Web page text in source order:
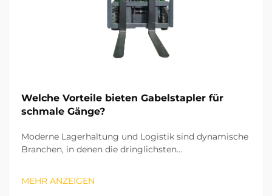
Welche Vorteile bieten Gabelstapler für
schmale Gänge?
Moderne Lagerhaltung und Logistik sind dynamische
Branchen, in denen die dringlichsten
(2D-)Lagersystemen, die die Höhe des Lagers nutzen,
MEHR ANZEIGEN